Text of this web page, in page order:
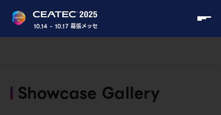
10.14 - 10.17 幕張メッセ
Showcase Gallery